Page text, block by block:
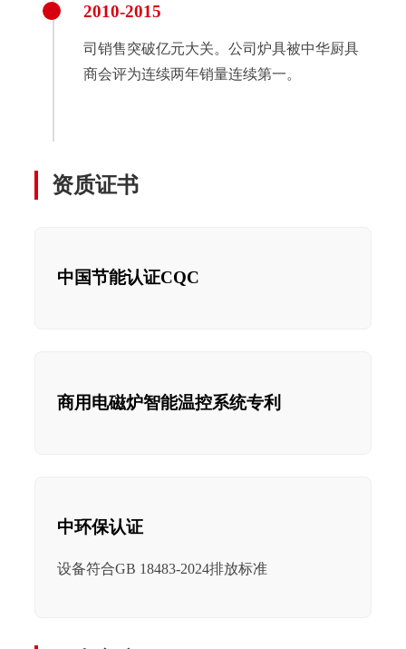
2010-2015
司销售突破亿元大关。公司炉具被中华厨具
商会评为连续两年销量连续第一。
资质证书
中国节能认证CQC
商用电磁炉智能温控系统专利
中环保认证
设备符合GB 18483-2024排放标准